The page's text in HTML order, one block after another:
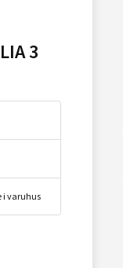
3
i varuhus